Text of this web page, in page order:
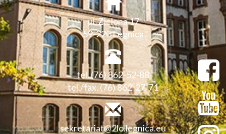
ul. Zielona 17
59-220 Legnica
tel. (76) 862-52-88
tel./fax. (76) 862-27-71
sekretariat@2lo.legnica.eu